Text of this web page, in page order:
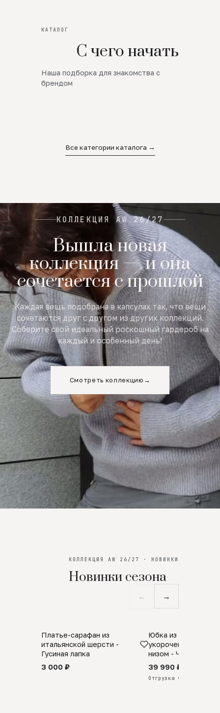
КАТАЛОГ
С чего начать
Наша подборка для знакомства с
брендом
Новинки
SALE
Все категории каталога →
КОЛЛЕКЦИЯ AW 26/27
Вышла новая
коллекция — и она
сочетается с прошлой
Каждая вещь подобрана в капсулах так, что вещи
сочетаются друг с другом из других коллекций.
Соберите свой идеальный роскошный гардероб на
каждый и особенный день!
Смотреть коллекцию →
КОЛЛЕКЦИЯ AW 26/27 · НОВИНКИ
Новинки сезона
← →
SALE
Платье-сарафан из
итальянской шерсти -
Гусиная лапка
3 000 ₽
ПРЕДЗАКАЗ
Юбка из
укороченная с
низом - Черный
39 990 ₽
Отгрузка через 25 дней